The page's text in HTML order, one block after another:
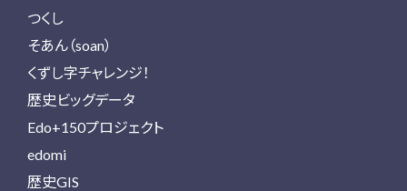
つくし
そあん（soan）
くずし字チャレンジ！
歴史ビッグデータ
Edo+150プロジェクト
edomi
歴史GIS